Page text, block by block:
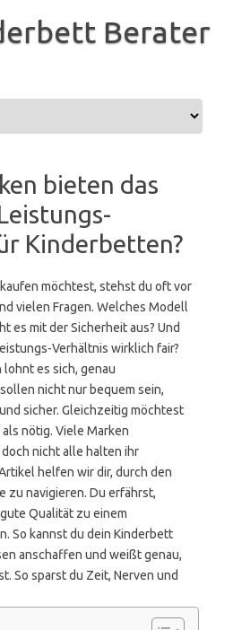
Berater
bieten das
Kinderbetten?
möchtest, stehst du oft vor
vielen Fragen. Welches Modell
es mit der Sicherheit aus? Und
Verhältnis wirklich fair?
es sich, genau
nicht nur bequem sein,
sicher. Gleichzeitig möchtest
nötig. Viele Marken
nicht alle halten ihr
helfen wir dir, durch den
zu navigieren. Du erfährst,
Qualität zu einem
So kannst du dein Kinderbett
anschaffen und weißt genau,
So sparst du Zeit, Nerven und